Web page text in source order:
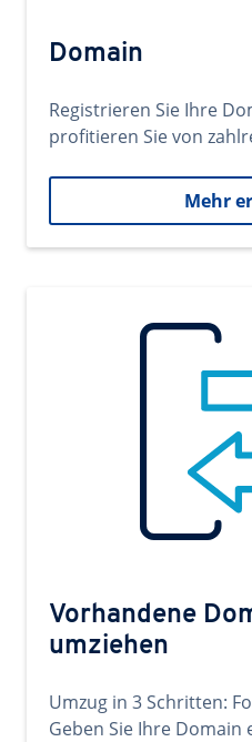
Domain
Registrieren Sie Ihre
profitieren Sie von
Mehr
Vorhandene
umziehen
Umzug in 3 Schritten:
Geben Sie Ihre Domain